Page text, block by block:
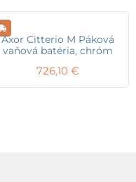
Axor Citterio M Páková
vaňová batéria, chróm
726,10 €